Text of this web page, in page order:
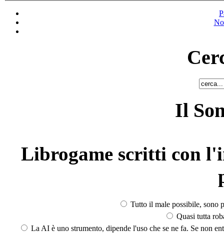
Il
Librogame scritti con
Tutto il male possibile, sono
Quasi tutta
La AI è uno strumento, dipende l'uso che se ne fa. Se non